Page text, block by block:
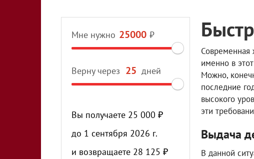
Мне нужно ₽
Верну через дней
Вы получаете 25 000 ₽
до 1 сентября 2026 г.
и возвращаете 28 125 ₽
Современная
именно в
Можно,
последние
высокого
эти
Выдача
В данной